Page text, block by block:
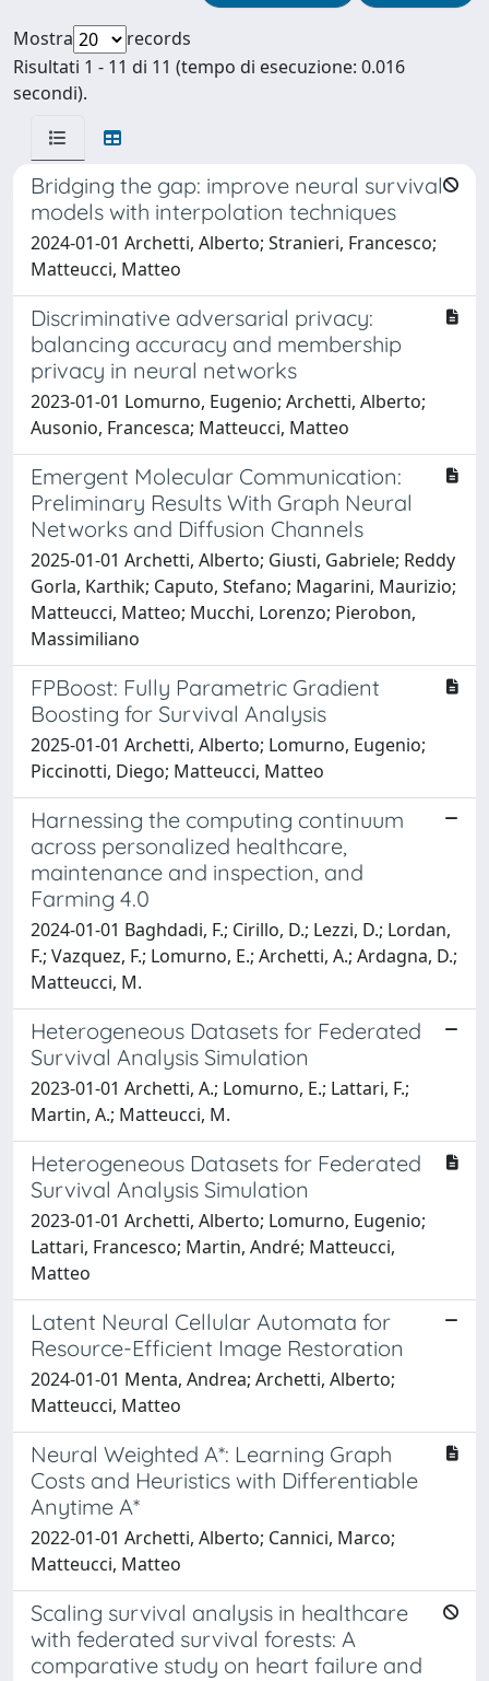
Mostra
records
Risultati 1 - 11 di 11 (tempo di esecuzione: 0.016
secondi).
Bridging the gap: improve neural survival
models with interpolation techniques
2024-01-01 Archetti, Alberto; Stranieri, Francesco;
Matteucci, Matteo
Discriminative adversarial privacy:
balancing accuracy and membership
privacy in neural networks
2023-01-01 Lomurno, Eugenio; Archetti, Alberto;
Ausonio, Francesca; Matteucci, Matteo
Emergent Molecular Communication:
Preliminary Results With Graph Neural
Networks and Diffusion Channels
2025-01-01 Archetti, Alberto; Giusti, Gabriele; Reddy
Gorla, Karthik; Caputo, Stefano; Magarini, Maurizio;
Matteucci, Matteo; Mucchi, Lorenzo; Pierobon,
Massimiliano
FPBoost: Fully Parametric Gradient
Boosting for Survival Analysis
2025-01-01 Archetti, Alberto; Lomurno, Eugenio;
Piccinotti, Diego; Matteucci, Matteo
Harnessing the computing continuum
across personalized healthcare,
maintenance and inspection, and
Farming 4.0
2024-01-01 Baghdadi, F.; Cirillo, D.; Lezzi, D.; Lordan,
F.; Vazquez, F.; Lomurno, E.; Archetti, A.; Ardagna, D.;
Matteucci, M.
Heterogeneous Datasets for Federated
Survival Analysis Simulation
2023-01-01 Archetti, A.; Lomurno, E.; Lattari, F.;
Martin, A.; Matteucci, M.
Heterogeneous Datasets for Federated
Survival Analysis Simulation
2023-01-01 Archetti, Alberto; Lomurno, Eugenio;
Lattari, Francesco; Martin, André; Matteucci,
Matteo
Latent Neural Cellular Automata for
Resource-Efficient Image Restoration
2024-01-01 Menta, Andrea; Archetti, Alberto;
Matteucci, Matteo
Neural Weighted A*: Learning Graph
Costs and Heuristics with Differentiable
Anytime A*
2022-01-01 Archetti, Alberto; Cannici, Marco;
Matteucci, Matteo
Scaling survival analysis in healthcare
with federated survival forests: A
comparative study on heart failure and